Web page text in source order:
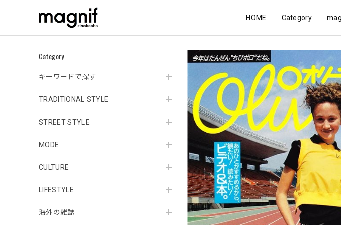
HOME Category
Category
キーワードで探す
TRADITIONAL STYLE
STREET STYLE
MODE
CULTURE
LIFESTYLE
海外の雑誌